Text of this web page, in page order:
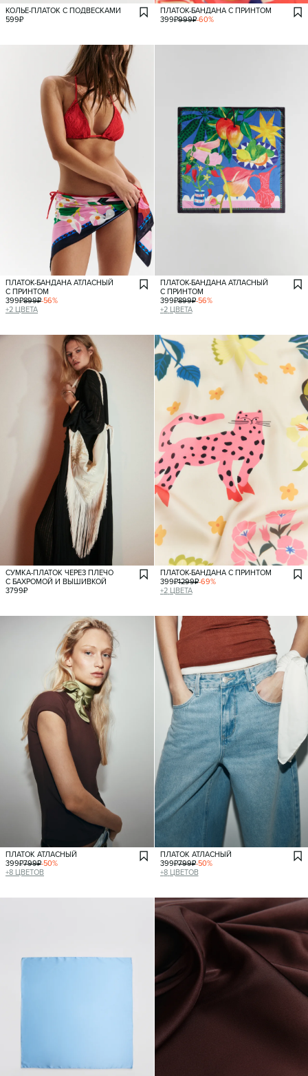
КОЛЬЕ-ПЛАТОК С ПОДВЕСКАМИ
599₽
ПЛАТОК-БАНДАНА С ПРИНТОМ
399₽999₽-60%
ПЛАТОК-БАНДАНА АТЛАСНЫЙ
С ПРИНТОМ
399₽899₽-56%
+2 ЦВЕТА
ПЛАТОК-БАНДАНА АТЛАСНЫЙ
С ПРИНТОМ
399₽899₽-56%
+2 ЦВЕТА
СУМКА-ПЛАТОК ЧЕРЕЗ ПЛЕЧО
С БАХРОМОЙ И ВЫШИВКОЙ
3799₽
ПЛАТОК-БАНДАНА С ПРИНТОМ
399₽1299₽-69%
+2 ЦВЕТА
ПЛАТОК АТЛАСНЫЙ
399₽799₽-50%
+8 ЦВЕТОВ
ПЛАТОК АТЛАСНЫЙ
399₽799₽-50%
+8 ЦВЕТОВ